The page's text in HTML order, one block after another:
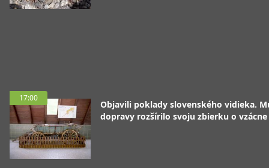
17:00
Objavili poklady slovenského vidieka.
dopravy rozšírilo svoju zbierku o